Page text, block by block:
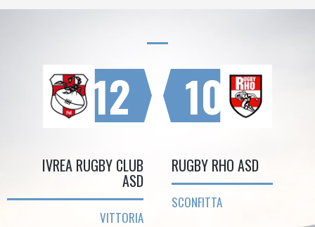
12
IVREA RUGBY CLUB
ASD
VITTORIA
10
RUGBY RHO ASD
SCONFITTA